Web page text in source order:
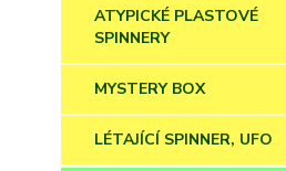
ATYPICKÉ PLASTOVÉ
SPINNERY
MYSTERY BOX
LÉTAJÍCÍ SPINNER, UFO